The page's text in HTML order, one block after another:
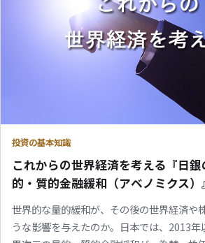
投資の基本知識
これからの世界経済を考える『日
的・質的金融緩和（アベノミクス）
世界的な量的緩和が、その後の世界経済や
うな影響を与えたのか。日本では、2013年